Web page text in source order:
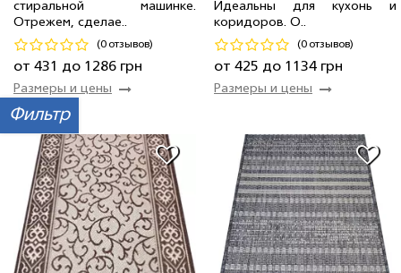
Фильтр
стиральной машинке.
Отрежем, сделае..
(0 отзывов)
от 431 до 1286 грн
Размеры и цены
Код 20486
Купить
Идеальны для кухонь и
коридоров. О..
(0 отзывов)
от 425 до 1134 грн
Размеры и цены
Код 19744
Купить